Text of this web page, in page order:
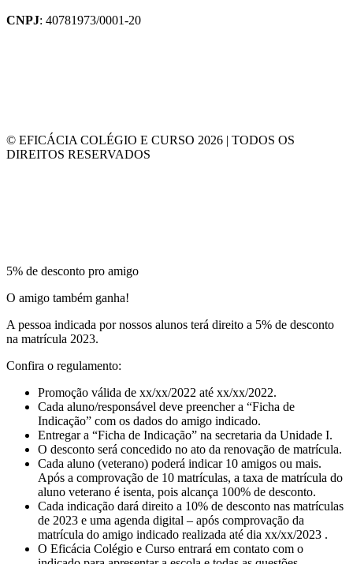
CNPJ: 40781973/0001-20
© EFICÁCIA COLÉGIO E CURSO 2026 | TODOS OS
DIREITOS RESERVADOS
5% de desconto pro amigo
O amigo também ganha!
A pessoa indicada por nossos alunos terá direito a 5% de desconto
na matrícula 2023.
Confira o regulamento:
Promoção válida de xx/xx/2022 até xx/xx/2022.
Cada aluno/responsável deve preencher a “Ficha de
Indicação” com os dados do amigo indicado.
Entregar a “Ficha de Indicação” na secretaria da Unidade I.
O desconto será concedido no ato da renovação de matrícula.
Cada aluno (veterano) poderá indicar 10 amigos ou mais.
Após a comprovação de 10 matrículas, a taxa de matrícula do
aluno veterano é isenta, pois alcança 100% de desconto.
Cada indicação dará direito a 10% de desconto nas matrículas
de 2023 e uma agenda digital – após comprovação da
matrícula do amigo indicado realizada até dia xx/xx/2023 .
O Eficácia Colégio e Curso entrará em contato com o